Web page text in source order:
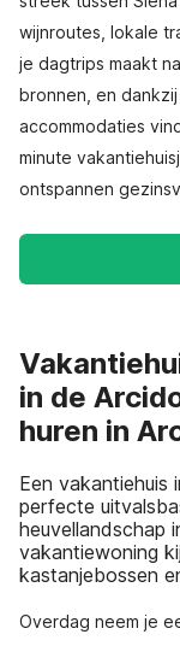
wijnroutes, lokale
je dagtrips maakt
bronnen, en
accommodaties
minute
ontspannen
in de
huren in
Een vakantiehuis
perfecte
heuvellandschap
vakantiewoning
kastanjebossen
Overdag neem je